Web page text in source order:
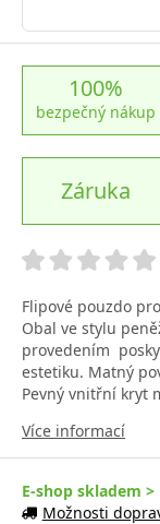
100%
bezpečný nákup
Záruka
Flipové pouzdo
Obal ve stylu
provedením
estetiku. Matný
Pevný vnitřní kryt
Více informací
E-shop skladem >
Možnosti